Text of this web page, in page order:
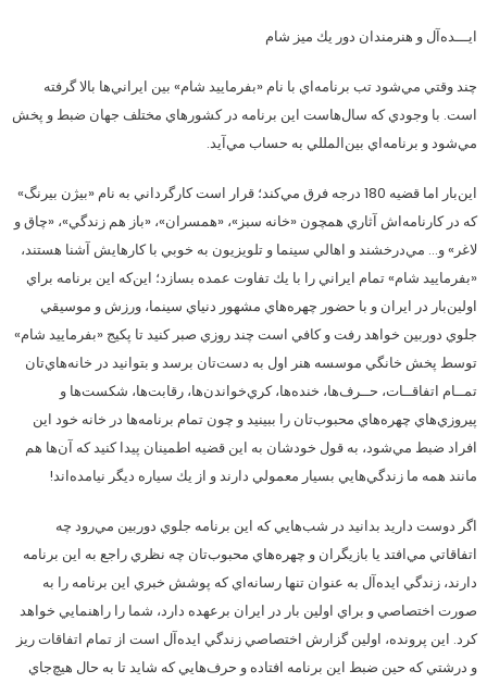
ايـــده‌آل و هنرمندان دور يك ميز شام
چند وقتي مي‌شود تب برنامه‌اي با نام «بفرماييد شام» بين ايراني‌ها بالا گرفته
است. با وجودي كه سال‌هاست اين برنامه در كشورهاي مختلف جهان ضبط و پخش
مي‌شود و برنامه‌اي بين‌المللي به حساب مي‌آيد.
اين‌بار اما قضيه 180 درجه فرق مي‌كند؛ قرار است كارگرداني به نام «بيژن بيرنگ»
كه در كارنامه‌اش آثاري همچون «خانه سبز»، «همسران»، «باز هم زندگي»، «چاق و
لاغر» و… مي‌درخشند و اهالي سينما و تلويزيون به خوبي با كارهايش آشنا هستند،
«بفرماييد شام» تمام ايراني را با يك تفاوت عمده بسازد؛ اين‌كه اين برنامه براي
اولين‌بار در ايران و با حضور چهره‌هاي مشهور دنياي سينما، ورزش و موسيقي
جلوي دوربين خواهد رفت و كافي است چند روزي صبر كنيد تا پكيج «بفرماييد شام»
توسط پخش خانگي موسسه هنر اول به دست‌تان برسد و بتوانيد در خانه‌هاي‌تان
تمــام اتفاقــات، حــرف‌ها، خنده‌ها، كري‌خواندن‌ها، رقابت‌ها، شكست‌ها و
پيروزي‌هاي چهره‌هاي محبوب‌تان را ببينيد و چون تمام برنامه‌ها در خانه‌ خود اين
افراد ضبط مي‌شود، به قول خودشان به اين قضيه اطمينان پيدا كنيد كه آن‌ها هم
مانند همه ما زندگي‌هايي بسيار معمولي دارند و از يك سياره ديگر نيامده‌اند!
اگر دوست داريد بدانيد در شب‌هايي كه اين برنامه جلوي دوربين مي‌رود چه
اتفاقاتي مي‌افتد يا بازيگران و چهره‌هاي محبوب‌تان چه نظري راجع به اين برنامه
دارند، زندگي ايده‌آل به عنوان تنها رسانه‌اي كه پوشش خبري اين برنامه را به
صورت اختصاصي و براي اولين بار در ايران برعهده دارد، شما را راهنمايي خواهد
كرد. اين پرونده، اولين گزارش اختصاصي زندگي ايده‌آل است از تمام اتفاقات ريز
و درشتي كه حين ضبط اين برنامه افتاده و حرف‌هايي كه شايد تا به حال هيچ‌جاي